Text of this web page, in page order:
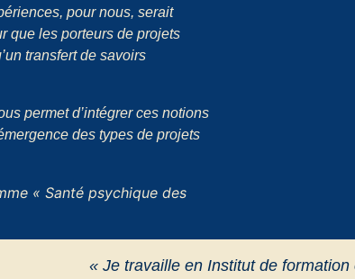
pour nous, serait
que les porteurs de projets
transfert de savoirs
permet d’intégrer ces notions
des types de projets
« Santé psychique des
« Je travaille en Institut de